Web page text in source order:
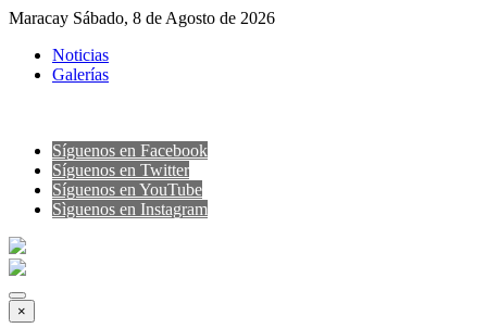
Maracay Sábado, 8 de Agosto de 2026
Noticias
Galerías
Síguenos en Facebook
Síguenos en Twitter
Síguenos en YouTube
Sìguenos en Instagram
×